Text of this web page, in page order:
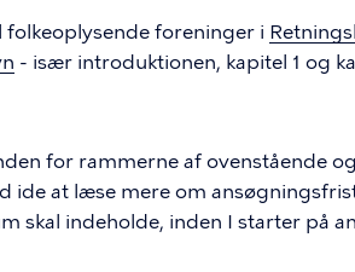
foreninger i
- især introduktionen, kapitel 1 og
for rammerne af ovenstående
ide at læse mere om
skal indeholde, inden I starter på